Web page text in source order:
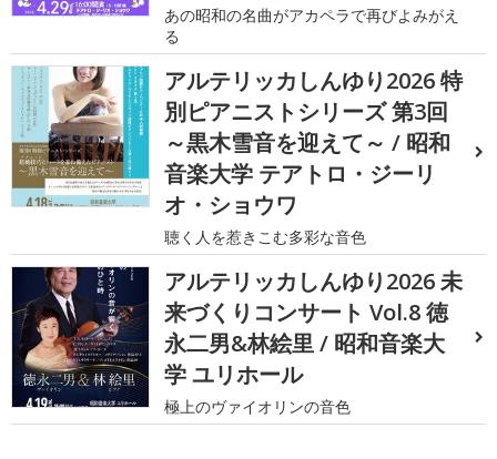
あの昭和の名曲がアカペラで再びよみがえ
る
アルテリッカしんゆり2026 特
別ピアニストシリーズ 第3回
～黒木雪音を迎えて～ / 昭和
音楽大学 テアトロ・ジーリ
オ・ショウワ
聴く人を惹きこむ多彩な音色
アルテリッカしんゆり2026 未
来づくりコンサート Vol.8 徳
永二男&林絵里 / 昭和音楽大
学 ユリホール
極上のヴァイオリンの音色